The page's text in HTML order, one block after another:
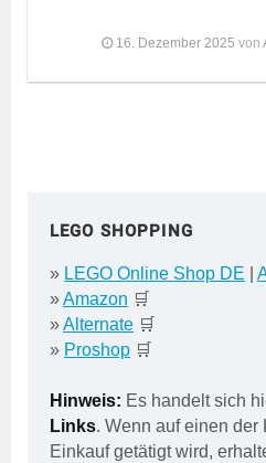
16. Dezember 2025 von
LEGO SHOPPING
» LEGO Online Shop DE
»Amazon 🛒
»Alternate 🛒
» Proshop 🛒
Hinweis: Es handelt sich
Links. Wenn auf einen
Einkauf getätigt wird,